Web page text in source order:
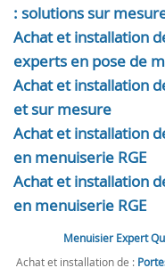
: solutions sur
Achat et installation
experts en pose de
Achat et installation
et sur mesure
Achat et installation
en menuiserie RGE
Achat et installation
en menuiserie RGE
Menuisier Expert
Achat et installation de :